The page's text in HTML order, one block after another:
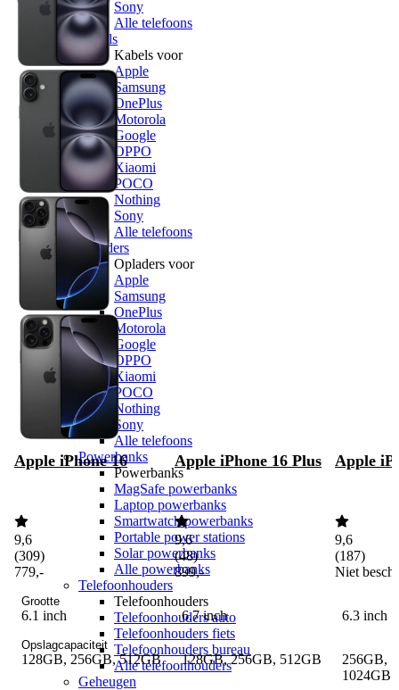
Sony
Alle telefoons
Kabels
Kabels voor
Apple
Samsung
OnePlus
Motorola
Google
OPPO
Xiaomi
POCO
Nothing
Sony
Alle telefoons
Opladers
Opladers voor
Apple
Samsung
OnePlus
Motorola
Google
OPPO
Xiaomi
POCO
Nothing
Sony
Alle telefoons
Powerbanks
Powerbanks
MagSafe powerbanks
Laptop powerbanks
Smartwatch powerbanks
Portable power stations
Solar powerbanks
Alle powerbanks
Telefoonhouders
Telefoonhouders
Telefoonhouders auto
Telefoonhouders fiets
Telefoonhouders bureau
Alle telefoonhouders
Geheugen
Apple iPhone 16
9,6
(309)
779,-
Apple iPhone 16 Plus
9,6
(48)
899,-
Apple
9,6
(187)
Niet
Grootte
6.1 inch 6.7 inch 6.3 inch
Opslagcapaciteit
128GB, 256GB, 512GB 128GB, 256GB, 512GB
256GB,
1024GB